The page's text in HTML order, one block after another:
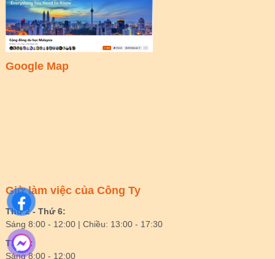
Google Map
Giờ làm việc của Công Ty
Thứ 2 - Thứ 6:
Sáng 8:00 - 12:00 | Chiều: 13:00 - 17:30
Thứ 7:
Sáng 8:00 - 12:00